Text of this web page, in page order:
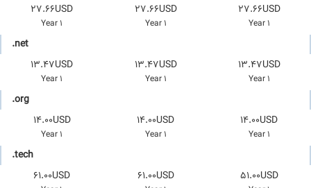
27.66USD
1 Year
27.66USD
1 Year
27.66USD
1 Year
.net
13.47USD
1 Year
13.47USD
1 Year
13.47USD
1 Year
.org
14.00USD
1 Year
14.00USD
1 Year
14.00USD
1 Year
.tech
51.00USD
61.00USD
61.00USD